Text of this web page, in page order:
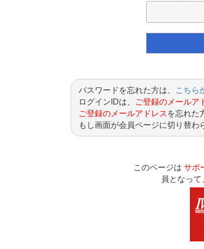
パスワードを忘れた方は、 こちら
ログインIDは、
ご登録のメールア
ご登録のメールアドレス を忘れた
もし画面が会員ページに切り替わ
このページは サポ
員となって